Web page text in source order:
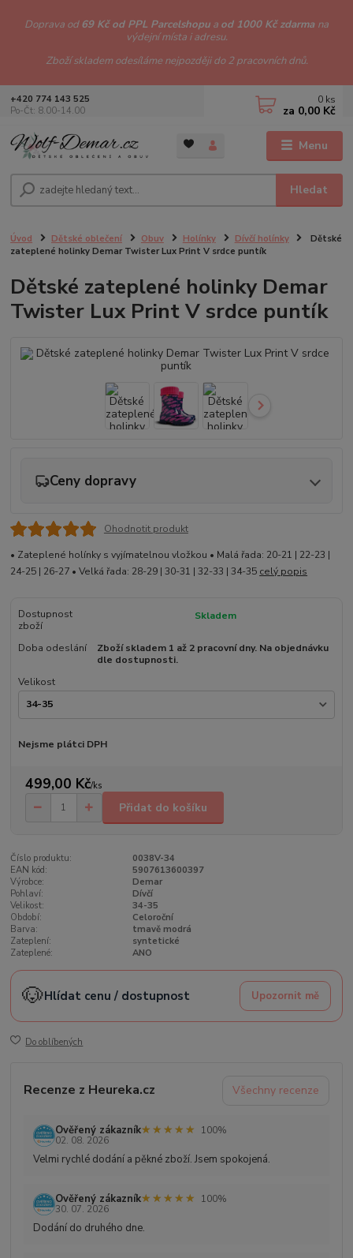
Doprava od69 Kč od PPL Parcelshopu a od 1000 Kč zdarma na
výdejní místa i adresu.
Zboží skladem odesíláme nejpozději do 2 pracovních dnů.
Menu
Hledat
+420 774 143 525
Po-Čt: 8.00-14.00
0 ks
za 0,00 Kč
Úvod Dětské oblečení Obuv Holínky Dívčí holínky
Dětské
zateplené holinky Demar Twister Lux Print V srdce puntík
Dětské zateplené holinky Demar
Twister Lux Print V srdce puntík
Ceny dopravy
Ohodnotit produkt
• Zateplené holínky s vyjímatelnou vložkou • Malá řada: 20-21 | 22-23 |
24-25 | 26-27 • Velká řada: 28-29 | 30-31 | 32-33 | 34-35 celý popis
Dostupnost
zboží
Skladem
Doba odeslání
Zboží skladem 1 až 2 pracovní dny. Na objednávku
dle dostupnosti.
Velikost
Nejsme plátci DPH
499,00 Kč/ks
Přidat do košíku
Číslo produktu:
0038V-34
EAN kód:
5907613600397
Výrobce:
Demar
Pohlaví:
Dívčí
Velikost:
34-35
Období:
Celoroční
Barva:
tmavě modrá
Zateplení:
syntetické
Zateplené:
ANO
🐶Hlídat cenu / dostupnost Upozornit mě
Do oblíbených
Recenze z Heureka.cz Všechny recenze
Ověřený zákazník★★★★★
★★★★★
100%
02. 08. 2026
Velmi rychlé dodání a pěkné zboží. Jsem spokojená.
Ověřený zákazník★★★★★
★★★★★
100%
30. 07. 2026
Dodání do druhého dne.